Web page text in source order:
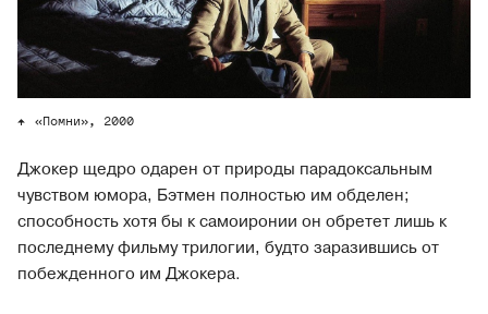
«Помни», 2000
Джокер щедро одарен от природы парадоксальным
чувством юмора, Бэтмен полностью им обделен;
способность хотя бы к самоиронии он обретет лишь к
последнему фильму трилогии, будто заразившись от
побежденного им Джокера.